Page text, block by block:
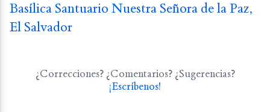
Basílica Santuario Nuestra Señora de la Paz,
El Salvador
¿Correcciones? ¿Comentarios? ¿Sugerencias?
¡Escríbenos!